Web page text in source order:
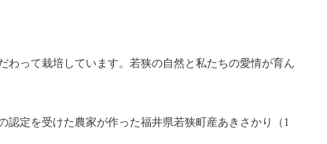
わって栽培しています。若狭の自然と私たちの愛情が育ん
認定を受けた農家が作った福井県若狭町産あきさかり（1